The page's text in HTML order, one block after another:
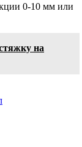
0-10 мм или
на